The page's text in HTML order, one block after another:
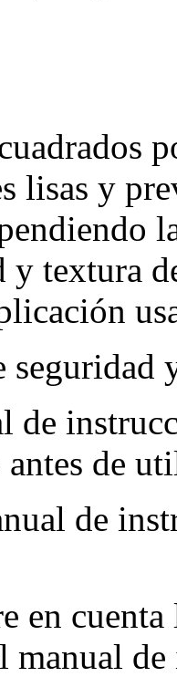
lisas y
y textura
seguridad
de
de
de
en
manual